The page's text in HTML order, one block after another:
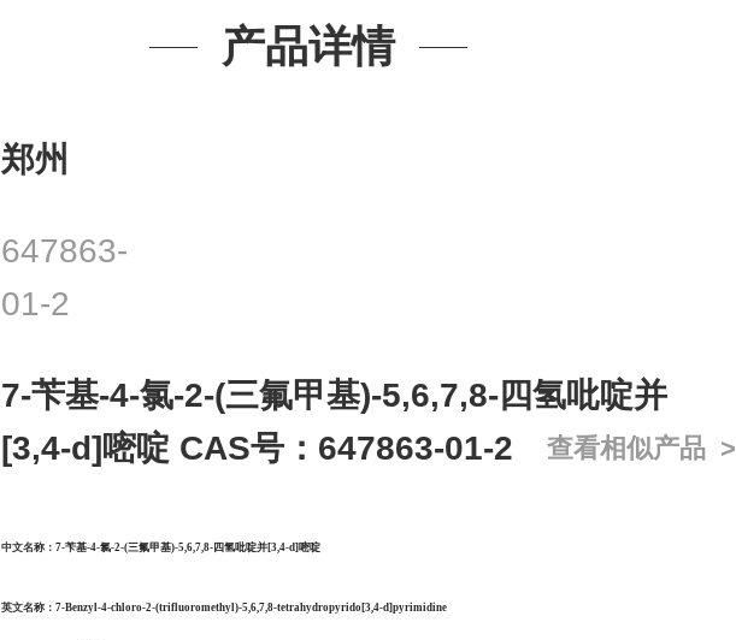
产品详情
郑州
647863-
01-2
7-苄基-4-氯-2-(三氟甲基)-5,6,7,8-四氢吡啶并
[3,4-d]嘧啶 CAS号：647863-01-2
查看相似产品 >
中文名称： 7-苄基-4-氯-2-(三氟甲基)-5,6,7,8-四氢吡啶并[3,4-d]嘧啶
英文名称： 7-Benzyl-4-chloro-2-(trifluoromethyl)-5,6,7,8-tetrahydropyrido[3,4-d]pyrimidine